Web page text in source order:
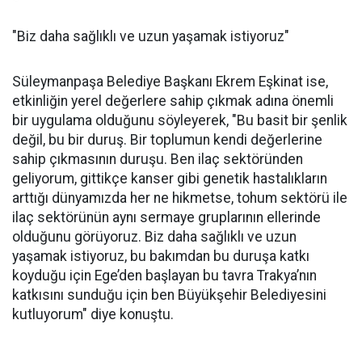
"Biz daha sağlıklı ve uzun yaşamak istiyoruz"
Süleymanpaşa Belediye Başkanı Ekrem Eşkinat ise,
etkinliğin yerel değerlere sahip çıkmak adına önemli
bir uygulama olduğunu söyleyerek, "Bu basit bir şenlik
değil, bu bir duruş. Bir toplumun kendi değerlerine
sahip çıkmasının duruşu. Ben ilaç sektöründen
geliyorum, gittikçe kanser gibi genetik hastalıkların
arttığı dünyamızda her ne hikmetse, tohum sektörü ile
ilaç sektörünün aynı sermaye gruplarının ellerinde
olduğunu görüyoruz. Biz daha sağlıklı ve uzun
yaşamak istiyoruz, bu bakımdan bu duruşa katkı
koyduğu için Ege’den başlayan bu tavra Trakya’nın
katkısını sunduğu için ben Büyükşehir Belediyesini
kutluyorum" diye konuştu.